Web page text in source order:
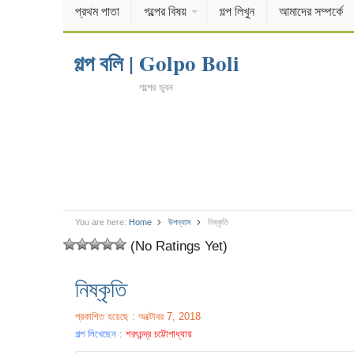
প্রথম পাতা গল্পের বিষয় গল্প লিখুন আমাদের সম্পর্কে
গল্প বলি | Golpo Boli
গল্পের ভুবন
You are here: Home উপন্যাস নিষ্কৃতি
(No Ratings Yet)
নিষ্কৃতি
প্রকাশিত হয়েছে : অক্টোবর 7, 2018
গল্প লিখেছেন : শরৎচন্দ্র চট্টোপাধ্যায়